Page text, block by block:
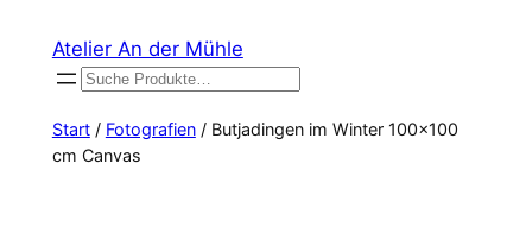
Inhalt
springen
Atelier An der Mühle
Suchen
Start/ Fotografien/ Butjadingen im Winter 100×100
cm Canvas